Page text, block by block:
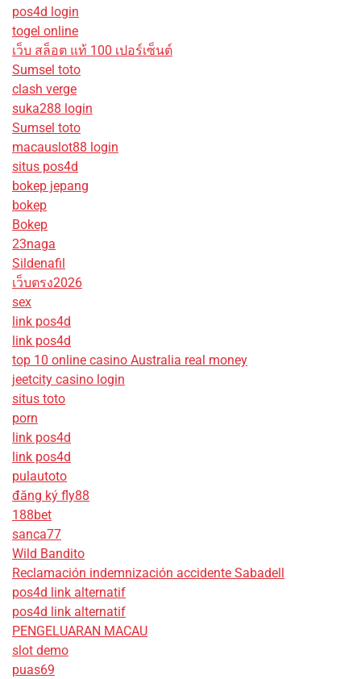
pos4d login
togel online
เว็บ สล็อต แท้ 100 เปอร์เซ็นต์
Sumsel toto
clash verge
suka288 login
Sumsel toto
macauslot88 login
situs pos4d
bokep jepang
bokep
Bokep
23naga
Sildenafil
เว็บตรง2026
sex
link pos4d
link pos4d
top 10 online casino Australia real money
jeetcity casino login
situs toto
porn
link pos4d
link pos4d
pulautoto
đăng ký fly88
188bet
sanca77
Wild Bandito
Reclamación indemnización accidente Sabadell
pos4d link alternatif
pos4d link alternatif
PENGELUARAN MACAU
slot demo
puas69